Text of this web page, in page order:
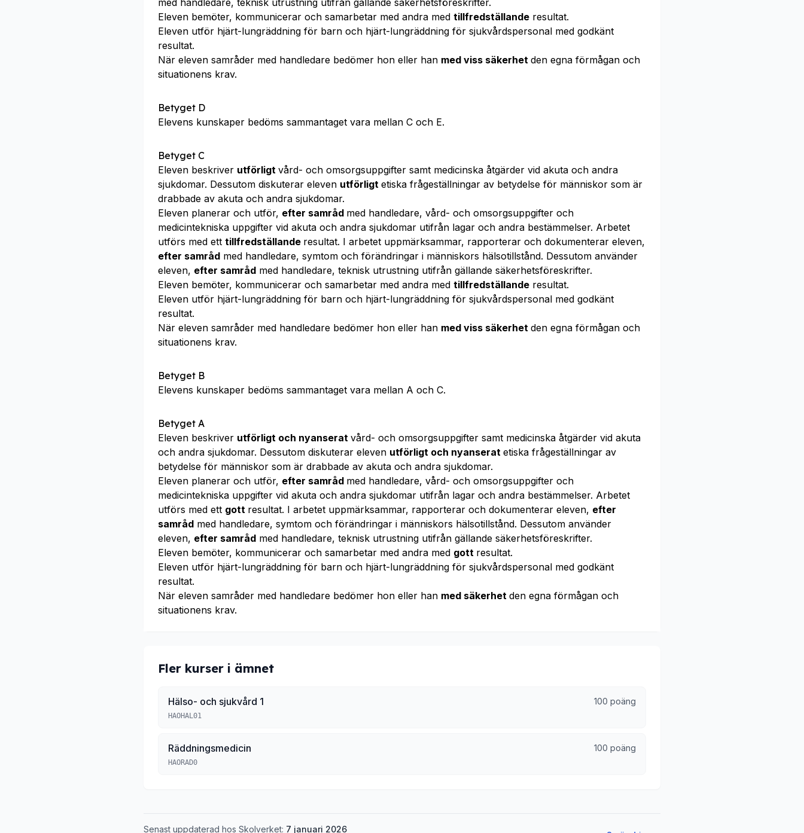
med handledare, teknisk utrustning utifrån gällande säkerhetsföreskrifter.
Eleven bemöter, kommunicerar och samarbetar med andra med tillfredställande resultat.
Eleven utför hjärt-lungräddning för barn och hjärt-lungräddning för sjukvårdspersonal med godkänt
resultat.
När eleven samråder med handledare bedömer hon eller han med viss säkerhet den egna förmågan och
situationens krav.
Betyget D
Elevens kunskaper bedöms sammantaget vara mellan C och E.
Betyget C
Eleven beskriver utförligt vård- och omsorgsuppgifter samt medicinska åtgärder vid akuta och andra
sjukdomar. Dessutom diskuterar eleven utförligt etiska frågeställningar av betydelse för människor som är
drabbade av akuta och andra sjukdomar.
Eleven planerar och utför, efter samråd med handledare, vård- och omsorgsuppgifter och
medicintekniska uppgifter vid akuta och andra sjukdomar utifrån lagar och andra bestämmelser. Arbetet
utförs med ett tillfredställande resultat. I arbetet uppmärksammar, rapporterar och dokumenterar eleven,
efter samråd med handledare, symtom och förändringar i människors hälsotillstånd. Dessutom använder
eleven, efter samråd med handledare, teknisk utrustning utifrån gällande säkerhetsföreskrifter.
Eleven bemöter, kommunicerar och samarbetar med andra med tillfredställande resultat.
Eleven utför hjärt-lungräddning för barn och hjärt-lungräddning för sjukvårdspersonal med godkänt
resultat.
När eleven samråder med handledare bedömer hon eller han med viss säkerhet den egna förmågan och
situationens krav.
Betyget B
Elevens kunskaper bedöms sammantaget vara mellan A och C.
Betyget A
Eleven beskriver utförligt och nyanserat vård- och omsorgsuppgifter samt medicinska åtgärder vid akuta
och andra sjukdomar. Dessutom diskuterar eleven utförligt och nyanserat etiska frågeställningar av
betydelse för människor som är drabbade av akuta och andra sjukdomar.
Eleven planerar och utför, efter samråd med handledare, vård- och omsorgsuppgifter och
medicintekniska uppgifter vid akuta och andra sjukdomar utifrån lagar och andra bestämmelser. Arbetet
utförs med ett gott resultat. I arbetet uppmärksammar, rapporterar och dokumenterar eleven, efter
samråd med handledare, symtom och förändringar i människors hälsotillstånd. Dessutom använder
eleven, efter samråd med handledare, teknisk utrustning utifrån gällande säkerhetsföreskrifter.
Eleven bemöter, kommunicerar och samarbetar med andra med gott resultat.
Eleven utför hjärt-lungräddning för barn och hjärt-lungräddning för sjukvårdspersonal med godkänt
resultat.
När eleven samråder med handledare bedömer hon eller han med säkerhet den egna förmågan och
situationens krav.
Fler kurser i ämnet
Hälso- och sjukvård 1 100 poäng
HAOHAL01
Räddningsmedicin 100 poäng
HAORAD0
Senast uppdaterad hos Skolverket: 7 januari 2026